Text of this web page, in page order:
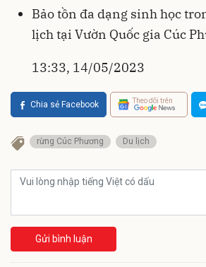
Bảo tồn đa dạng sinh học
lịch tại Vườn Quốc gia Cúc
13:33, 14/05/2023
Chia sẻ Facebook Theo dõi trên
rừng Cúc Phương Du lịch
Gửi bình luận